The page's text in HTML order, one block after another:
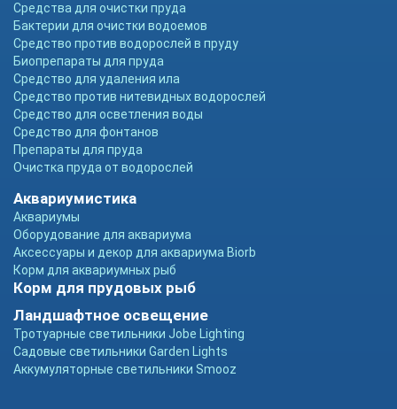
Средства для очистки пруда
Бактерии для очистки водоемов
Средство против водорослей в пруду
Биопрепараты для пруда
Средство для удаления ила
Средство против нитевидных водорослей
Средство для осветления воды
Средство для фонтанов
Препараты для пруда
Очистка пруда от водорослей
Аквариумистика
Аквариумы
Оборудование для аквариума
Аксессуары и декор для аквариума Biorb
Корм для аквариумных рыб
Корм для прудовых рыб
Ландшафтное освещение
Тротуарные светильники Jobe Lighting
Садовые светильники Garden Lights
Аккумуляторные светильники Smooz